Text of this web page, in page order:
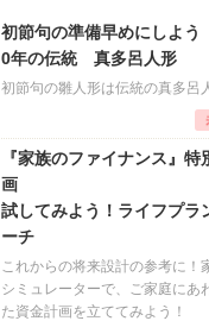
初節句の準備早めにしよ
0年の伝統 真多呂人形
初節句の雛人形は伝統の真多呂
『家族のファイナンス』特
画
試してみよう！ライフプラ
ーチ
これからの将来設計の参考に！
シミュレーターで、ご家庭にあ
た資金計画を立ててみよう！